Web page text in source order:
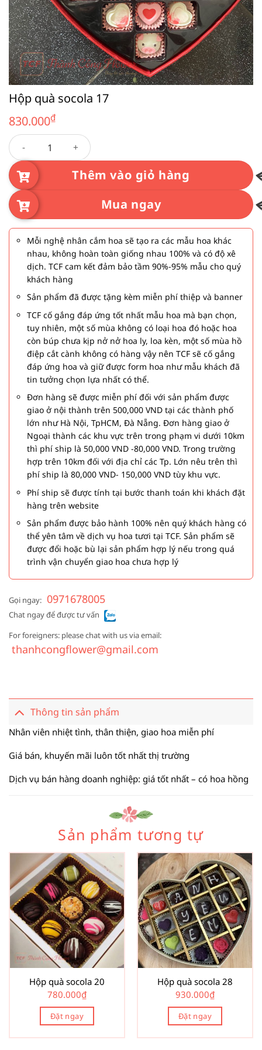
Hộp quà socola 17
830.000₫
Hộp quà socola 17 số lượng
Thêm vào giỏ hàng
Mua ngay
Mỗi nghệ nhân cắm hoa sẽ tạo ra các mẫu hoa khác
nhau, không hoàn toàn giống nhau 100% và có độ xê
dịch. TCF cam kết đảm bảo tầm 90%-95% mẫu cho quý
khách hàng
Sản phẩm đã được tặng kèm miễn phí thiệp và banner
TCF cố gắng đáp ứng tốt nhất mẫu hoa mà bạn chọn,
tuy nhiên, một số mùa không có loại hoa đó hoặc hoa
còn búp chưa kịp nở nở hoa ly, loa kèn, một số mùa hồ
điệp cắt cành không có hàng vậy nên TCF sẽ cố gắng
đáp ứng hoa và giữ được form hoa như mẫu khách đã
tin tưởng chọn lựa nhất có thể.
Đơn hàng sẽ được miễn phí đối với sản phẩm được
giao ở nội thành trên 500,000 VND tại các thành phố
lớn như Hà Nội, TpHCM, Đà Nẵng. Đơn hàng giao ở
Ngoại thành các khu vực trên trong phạm vi dưới 10km
thì phí ship là 50,000 VND -80,000 VND. Trong trường
hợp trên 10km đối với địa chỉ các Tp. Lớn nêu trên thì
phí ship là 80,000 VND- 150,000 VND tùy khu vực.
Phí ship sẽ được tính tại bước thanh toán khi khách đặt
hàng trên website
Sản phẩm được bảo hành 100% nên quý khách hàng có
thể yên tâm về dịch vụ hoa tươi tại TCF. Sản phẩm sẽ
được đổi hoặc bù lại sản phẩm hợp lý nếu trong quá
trình vận chuyển giao hoa chưa hợp lý
Gọi ngay: 0971678005
Chat ngay để được tư vấn
For foreigners: please chat with us via email:
thanhcongflower@gmail.com
Thông tin sản phẩm
Nhân viên nhiệt tình, thân thiện, giao hoa miễn phí
Giá bán, khuyến mãi luôn tốt nhất thị trường
Dịch vụ bán hàng doanh nghiệp: giá tốt nhất – có hoa hồng
Sản phẩm tương tự
Hộp quà socola 20
780.000₫
Đặt ngay
Hộp quà socola 28
930.000₫
Đặt ngay